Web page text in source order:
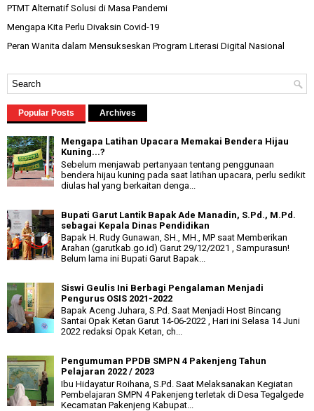
PTMT Alternatif Solusi di Masa Pandemi
Mengapa Kita Perlu Divaksin Covid-19
Peran Wanita dalam Mensukseskan Program Literasi Digital Nasional
Popular Posts Archives
Mengapa Latihan Upacara Memakai Bendera Hijau
Kuning...?
Sebelum menjawab pertanyaan tentang penggunaan
bendera hijau kuning pada saat latihan upacara, perlu sedikit
diulas hal yang berkaitan denga...
Bupati Garut Lantik Bapak Ade Manadin, S.Pd., M.Pd.
sebagai Kepala Dinas Pendidikan
Bapak H. Rudy Gunawan, SH., MH., MP saat Memberikan
Arahan (garutkab.go.id) Garut 29/12/2021 , Sampurasun!
Belum lama ini Bupati Garut Bapak...
Siswi Geulis Ini Berbagi Pengalaman Menjadi
Pengurus OSIS 2021-2022
Bapak Aceng Juhara, S.Pd. Saat Menjadi Host Bincang
Santai Opak Ketan Garut 14-06-2022 , Hari ini Selasa 14 Juni
2022 redaksi Opak Ketan, ch...
Pengumuman PPDB SMPN 4 Pakenjeng Tahun
Pelajaran 2022 / 2023
Ibu Hidayatur Roihana, S.Pd. Saat Melaksanakan Kegiatan
Pembelajaran SMPN 4 Pakenjeng terletak di Desa Tegalgede
Kecamatan Pakenjeng Kabupat...